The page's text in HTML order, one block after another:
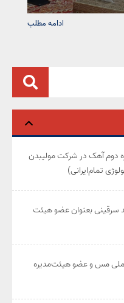
دوم آهک در شرکت مولیبدن
تمام‌ایرانی)
بعنوان عضو هیئت‌
مس و عضو هیئت‌مدیره
ادامه مطلب